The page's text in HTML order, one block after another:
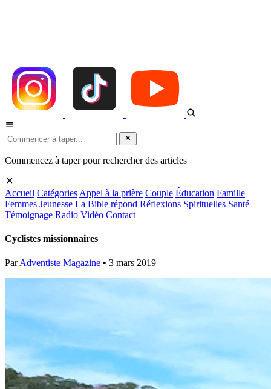
Commencez à taper pour rechercher des articles
Accueil Catégories Appel à la prière Couple Éducation Famille
Femmes Jeunesse La Bible répond Réflexions Spirituelles Santé
Témoignage Radio Vidéo Contact
Cyclistes missionnaires
Par Adventiste Magazine • 3 mars 2019